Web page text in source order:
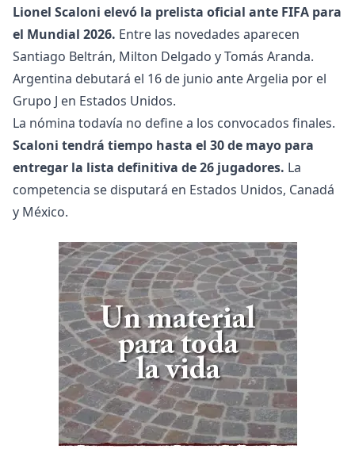
Lionel Scaloni elevó la prelista oficial ante FIFA para
el Mundial 2026. Entre las novedades aparecen
Santiago Beltrán, Milton Delgado y Tomás Aranda.
Argentina debutará el 16 de junio ante Argelia por el
Grupo J en Estados Unidos.
La nómina todavía no define a los convocados finales.
Scaloni tendrá tiempo hasta el 30 de mayo para
entregar la lista definitiva de 26 jugadores. La
competencia se disputará en Estados Unidos, Canadá
y México.